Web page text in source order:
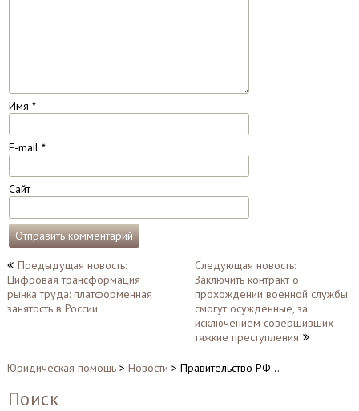
Имя *
E-mail *
Сайт
Навигация
по
записям
Предыдущая новость:
Цифровая трансформация
рынка труда: платформенная
занятость в России
Следующая новость:
Заключить контракт о
прохождении военной службы
смогут осужденные, за
исключением совершивших
тяжкие преступления
Юридическая помощь> Новости > Правительство РФ…
Поиск